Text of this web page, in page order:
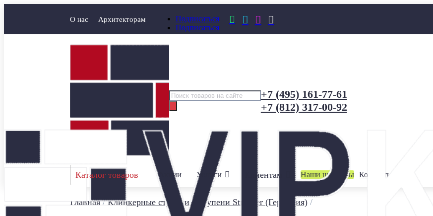
О нас Архитекторам
Подписаться
Подписаться
   
Поиск
товаров
+7 (495) 161-77-61
+7 (812) 317-00-92
Каталог товаров Акции Услуги Клиентам Наши шоурумы Контакты
Главная/Клинкерные ступени/ Ступени Stroeher (Германия)/